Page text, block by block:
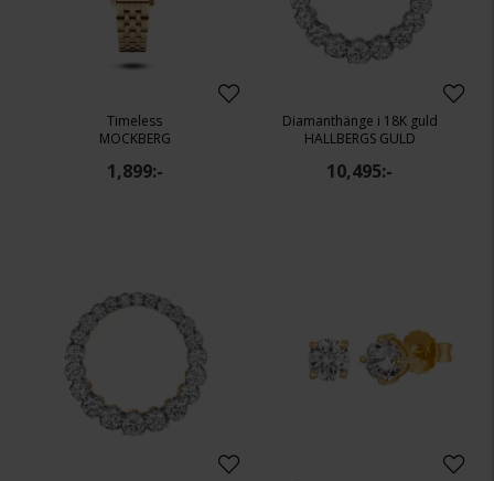
Timeless
MOCKBERG
1,899:-
Diamanthänge i 18K guld
HALLBERGS GULD
10,495:-